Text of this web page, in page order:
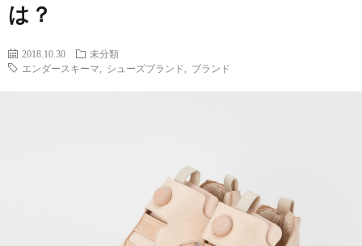
は？
2018.10.30
未分類
エンダースキーマ
シューズブランド ブランド